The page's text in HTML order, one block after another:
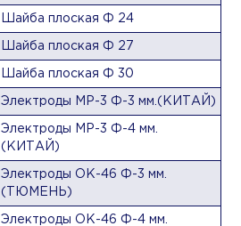
Шайба плоская Ф 24
Шайба плоская Ф 27
Шайба плоская Ф 30
Электроды МР-3 Ф-3 мм.(КИТАЙ)
Электроды МР-3 Ф-4 мм.
(КИТАЙ)
Электроды ОК-46 Ф-3 мм.
(ТЮМЕНЬ)
Электроды ОК-46 Ф-4 мм.